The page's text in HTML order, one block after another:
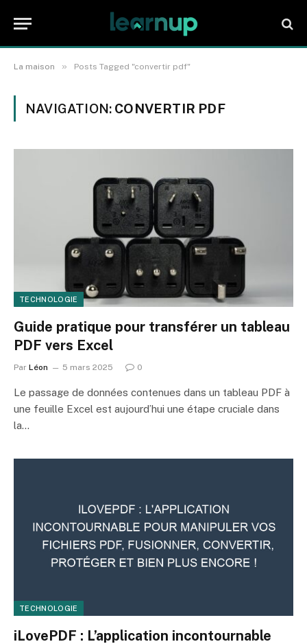
La maison » Posts Tagged "convertir pdf"
NAVIGATION: CONVERTIR PDF
TECHNOLOGIE
Guide pratique pour transférer un tableau
PDF vers Excel
Par Léon 5 mars 2025 0
Le passage de données contenues dans un tableau PDF à
une feuille Excel est aujourd’hui une étape cruciale dans
la…
TECHNOLOGIE
iLovePDF : L’application incontournable